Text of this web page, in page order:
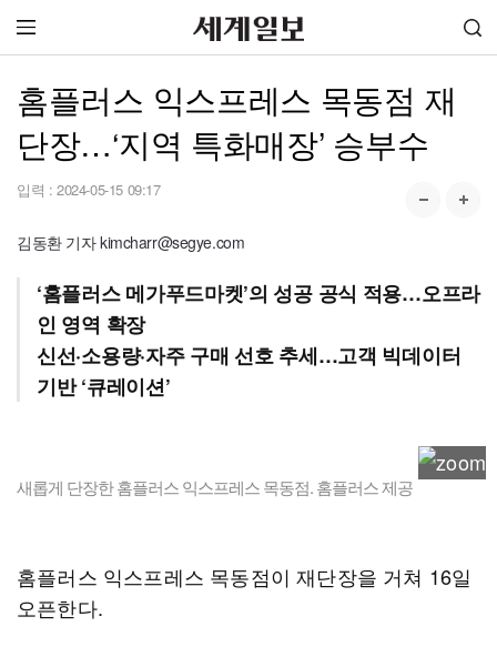
홈플러스 익스프레스 목동점 재
단장…‘지역 특화매장’ 승부수
입력 : 2024-05-15 09:17
김동환 기자 kimcharr@segye.com
‘홈플러스 메가푸드마켓’의 성공 공식 적용…오프라
인 영역 확장
신선·소용량·자주 구매 선호 추세…고객 빅데이터
기반 ‘큐레이션’
새롭게 단장한 홈플러스 익스프레스 목동점. 홈플러스 제공
홈플러스 익스프레스 목동점이 재단장을 거쳐 16일
오픈한다.